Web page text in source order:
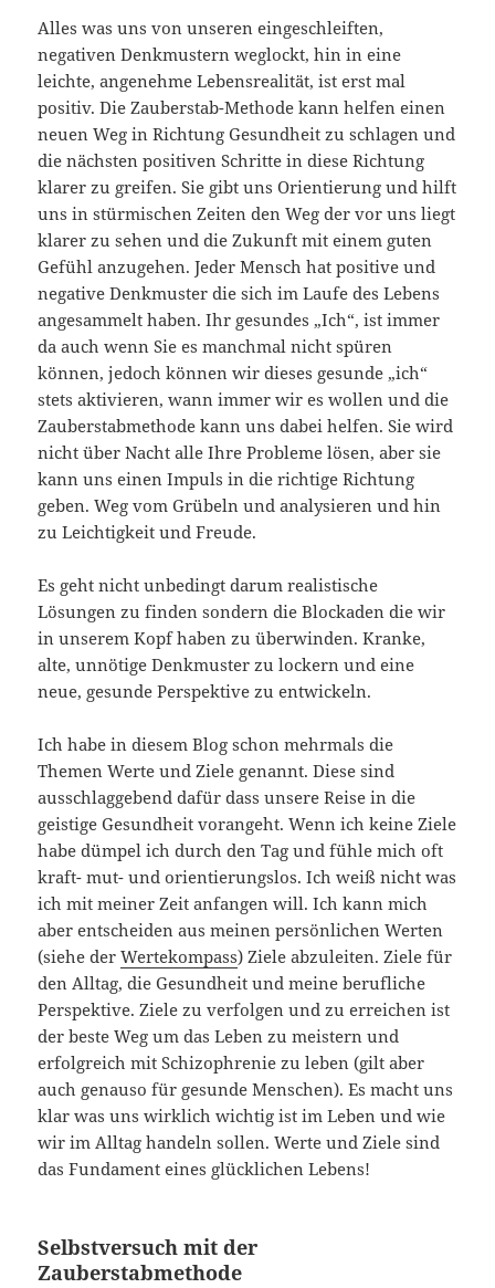
Alles was uns von unseren eingeschleiften,
negativen Denkmustern weglockt, hin in eine
leichte, angenehme Lebensrealität, ist erst mal
positiv. Die Zauberstab-Methode kann helfen einen
neuen Weg in Richtung Gesundheit zu schlagen und
die nächsten positiven Schritte in diese Richtung
klarer zu greifen. Sie gibt uns Orientierung und hilft
uns in stürmischen Zeiten den Weg der vor uns liegt
klarer zu sehen und die Zukunft mit einem guten
Gefühl anzugehen. Jeder Mensch hat positive und
negative Denkmuster die sich im Laufe des Lebens
angesammelt haben. Ihr gesundes „Ich“, ist immer
da auch wenn Sie es manchmal nicht spüren
können, jedoch können wir dieses gesunde „ich“
stets aktivieren, wann immer wir es wollen und die
Zauberstabmethode kann uns dabei helfen. Sie wird
nicht über Nacht alle Ihre Probleme lösen, aber sie
kann uns einen Impuls in die richtige Richtung
geben. Weg vom Grübeln und analysieren und hin
zu Leichtigkeit und Freude.
Es geht nicht unbedingt darum realistische
Lösungen zu finden sondern die Blockaden die wir
in unserem Kopf haben zu überwinden. Kranke,
alte, unnötige Denkmuster zu lockern und eine
neue, gesunde Perspektive zu entwickeln.
Ich habe in diesem Blog schon mehrmals die
Themen Werte und Ziele genannt. Diese sind
ausschlaggebend dafür dass unsere Reise in die
geistige Gesundheit vorangeht. Wenn ich keine Ziele
habe dümpel ich durch den Tag und fühle mich oft
kraft- mut- und orientierungslos. Ich weiß nicht was
ich mit meiner Zeit anfangen will. Ich kann mich
aber entscheiden aus meinen persönlichen Werten
(siehe derWertekompass) Ziele abzuleiten. Ziele für
den Alltag, die Gesundheit und meine berufliche
Perspektive. Ziele zu verfolgen und zu erreichen ist
der beste Weg um das Leben zu meistern und
erfolgreich mit Schizophrenie zu leben (gilt aber
auch genauso für gesunde Menschen). Es macht uns
klar was uns wirklich wichtig ist im Leben und wie
wir im Alltag handeln sollen. Werte und Ziele sind
das Fundament eines glücklichen Lebens!
Selbstversuch mit der
Zauberstabmethode